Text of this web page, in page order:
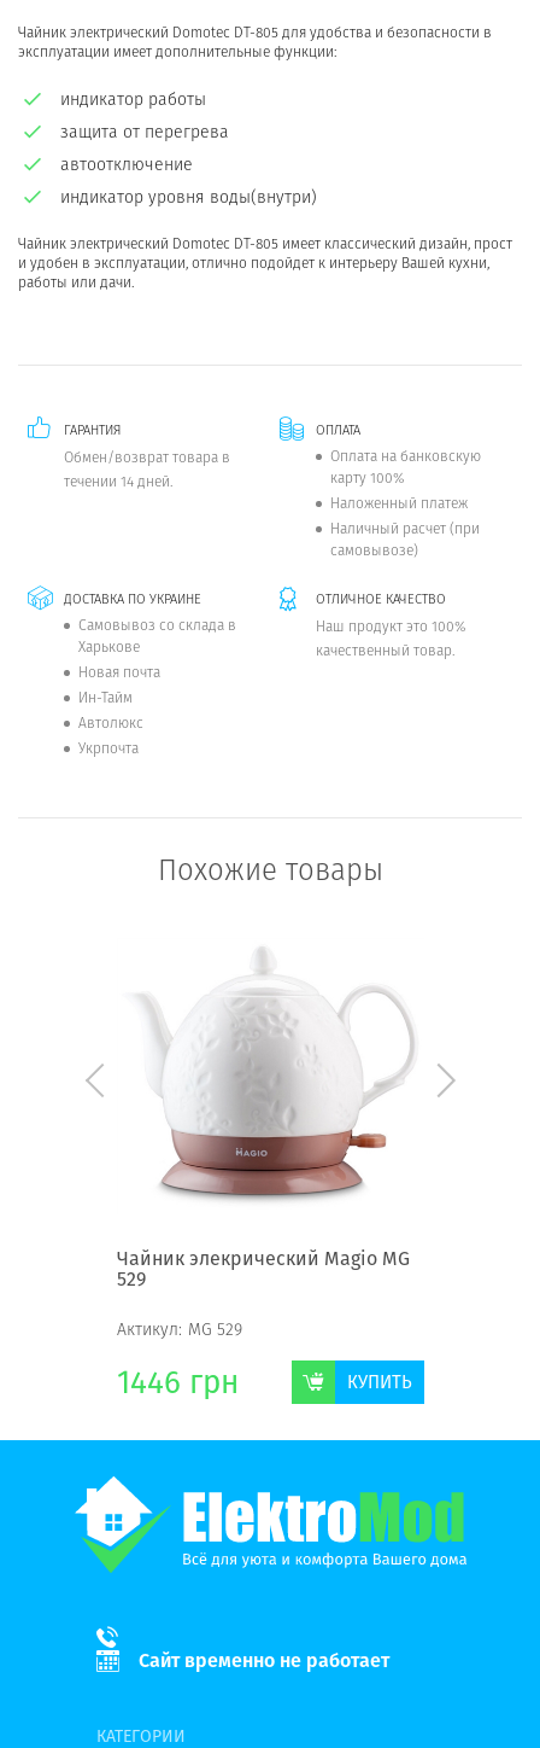
Чайник электрический Domotec DT-805 для удобства и безопасности в
эксплуатации имеет дополнительные функции:
индикатор работы
защита от перегрева
автоотключение
индикатор уровня воды(внутри)
Чайник электрический Domotec DT-805 имеет классический дизайн, прост
и удобен в эксплуатации, отлично подойдет к интерьеру Вашей кухни,
работы или дачи.
ГАРАНТИЯ
Обмен/возврат товара в
течении 14 дней.
ОПЛАТА
Оплата на банковскую
карту 100%
Наложенный платеж
Наличный расчет (при
самовывозе)
ДОСТАВКА ПО УКРАИНЕ
Самовывоз со склада в
Харькове
Новая почта
Ин-Тайм
Автолюкс
Укрпочта
ОТЛИЧНОЕ КАЧЕСТВО
Наш продукт это 100%
качественный товар.
Похожие товары
Чайник элекрический Magio MG
529
Актикул: MG 529
1446 грн КУПИТЬ
Сайт временно не работает
КАТЕГОРИИ